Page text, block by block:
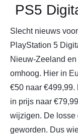
PS5
Slecht nieuws
PlayStation 5
Nieuw-Zeeland
omhoog. Hier in
€50 naar €499,99.
in prijs naar
wijzigen. De losse
geworden. Dus